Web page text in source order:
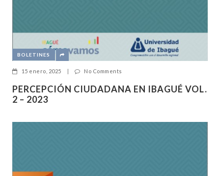
BOLETINES
15 enero, 2025 No Comments
PERCEPCIÓN CIUDADANA EN IBAGUÉ VOL.
2 – 2023